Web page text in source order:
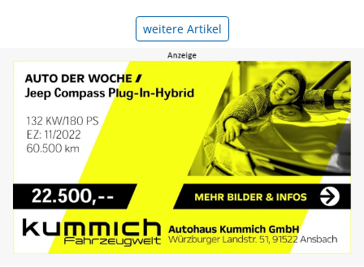
weitere Artikel